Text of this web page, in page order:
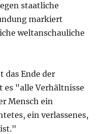
staatliche
markiert
weltanschauliche
das Ende der
es "alle Verhältnisse
Mensch ein
ein verlassenes,